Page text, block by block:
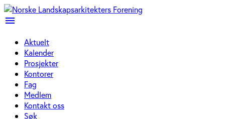
menu
Aktuelt
Kalender
Prosjekter
Kontorer
Fag
Medlem
Kontakt oss
Søk